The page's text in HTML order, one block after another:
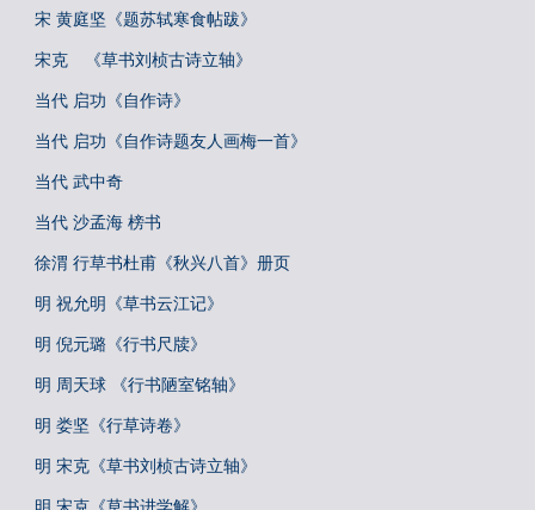
宋 黄庭坚《题苏轼寒食帖跋》
宋克 《草书刘桢古诗立轴》
当代 启功《自作诗》
当代 启功《自作诗题友人画梅一首》
当代 武中奇
当代 沙孟海 榜书
徐渭 行草书杜甫《秋兴八首》册页
明 祝允明《草书云江记》
明 倪元璐《行书尺牍》
明 周天球 《行书陋室铭轴》
明 娄坚《行草诗卷》
明 宋克《草书刘桢古诗立轴》